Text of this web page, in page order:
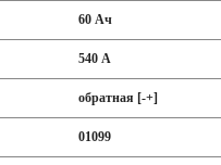
60 Ач
540 А
обратная [-+]
01099